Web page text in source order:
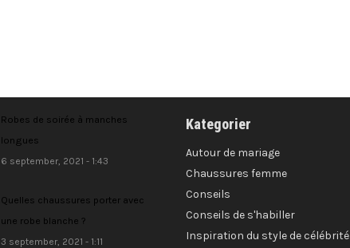
Robes de soirée à manches
longues
6 september, 2021 - 1:43
Quelles chaussures porter avec
une robe blanche ?
3 september, 2021 - 1:11
Kategorier
Autour de mariage
Chaussures femme
Conseils
Conseils de s'habiller
Inspiration du style de célébrité